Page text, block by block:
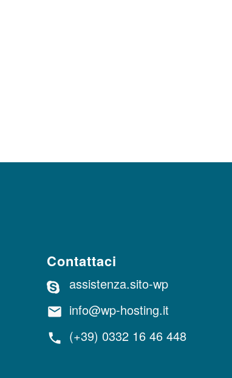
Contattaci
assistenza.sito-wp
info@wp-hosting.it
(+39) 0332 16 46 448